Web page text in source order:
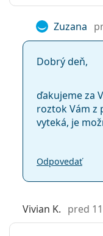
Zuzana
Dobrý deň,
ďakujeme za
roztok Vám z
vyteká, je
Odpovedať
Vivian K. pred